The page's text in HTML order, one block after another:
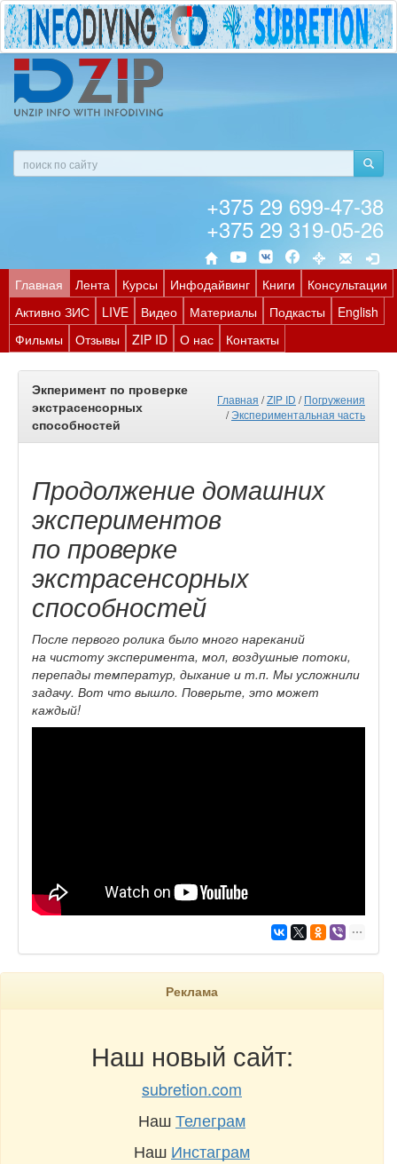
+375 29 699-47-38
+375 29 319-05-26
Главная Лента Курсы Инфодайвинг Книги
Консультации
Активно ЗИС
LIVE Видео Материалы Подкасты
English
Фильмы
Отзывы ZIP ID О нас Контакты
Экперимент по проверке
экстрасенсорных
способностей
Главная /ZIP ID /Погружения
/Экспериментальная часть
Продолжение домашних
экспериментов
по проверке
экстрасенсорных
способностей
После первого ролика было много нареканий
на чистоту эксперимента, мол, воздушные потоки,
перепады температур, дыхание и т.п. Мы усложнили
задачу. Вот что вышло. Поверьте, это может
каждый!
Реклама
Наш новый сайт:
subretion.com
НашТелеграм
Наш Инстаграм